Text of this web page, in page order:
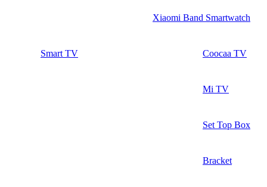
Xiaomi Band Smartwatch
Smart TV Coocaa TV
Mi TV
Set Top Box
Bracket